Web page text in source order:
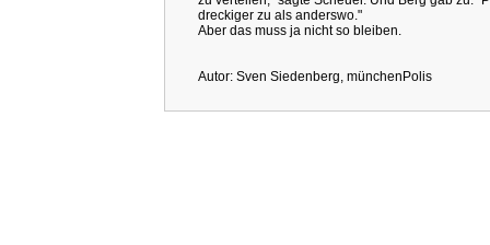
dreckiger zu als anderswo."
Aber das muss ja nicht so bleiben.
Autor: Sven Siedenberg, münchenPolis